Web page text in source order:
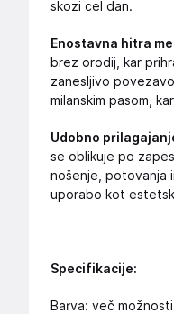
skozi cel dan.
Enostavna hitra
brez orodij, kar
zanesljivo
milanskim pasom,
Udobno
se oblikuje po
nošenje, potovanja
uporabo kot
Specifikacije:
Barva: več možnosti